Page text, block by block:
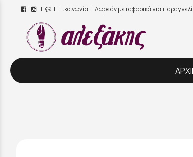
| Επικοινωνία | Δωρεάν μεταφορικά για
/